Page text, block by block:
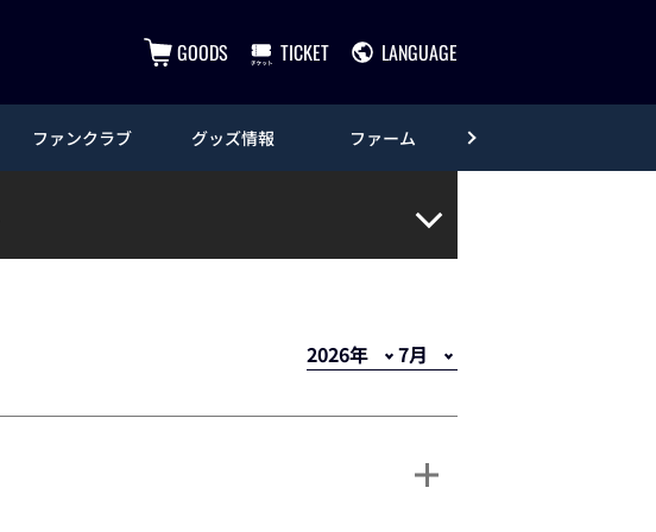
GOODS TICKET LANGUAGE
ファンクラブ グッズ情報 ファーム